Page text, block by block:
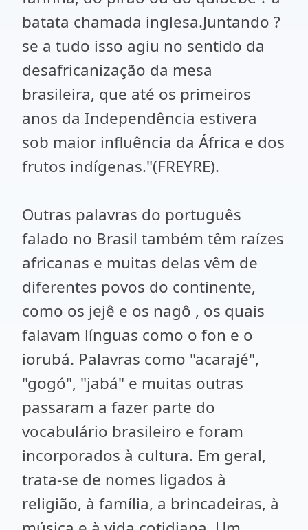
batata chamada inglesa.Juntando ?
se a tudo isso agiu no sentido da
desafricanização da mesa
brasileira, que até os primeiros
anos da Independência estivera
sob maior influência da África e dos
frutos indígenas."(FREYRE).
Outras palavras do português
falado no Brasil também têm raízes
africanas e muitas delas vêm de
diferentes povos do continente,
como os jejê e os nagô , os quais
falavam línguas como o fon e o
iorubá. Palavras como "acarajé",
"gogó", "jabá" e muitas outras
passaram a fazer parte do
vocabulário brasileiro e foram
incorporados à cultura. Em geral,
trata-se de nomes ligados à
religião, à família, a brincadeiras, à